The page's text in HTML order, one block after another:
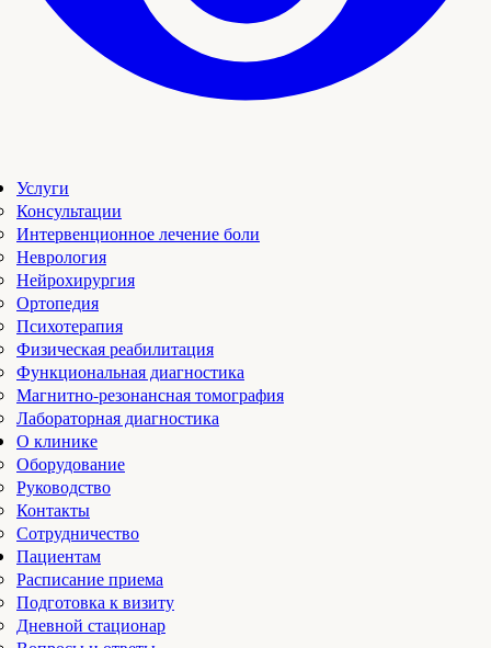
Услуги
Консультации
Интервенционное лечение боли
Неврология
Нейрохирургия
Ортопедия
Психотерапия
Физическая реабилитация
Функциональная диагностика
Магнитно-резонансная томография
Лабораторная диагностика
О клинике
Оборудование
Руководство
Контакты
Сотрудничество
Пациентам
Расписание приема
Подготовка к визиту
Дневной стационар